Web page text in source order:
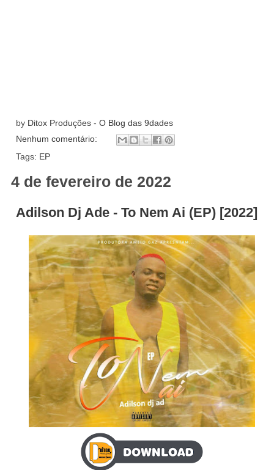
by Ditox Produções - O Blog das 9dades
Nenhum comentário:
Tags: EP
4 de fevereiro de 2022
Adilson Dj Ade - To Nem Ai (EP) [2022]